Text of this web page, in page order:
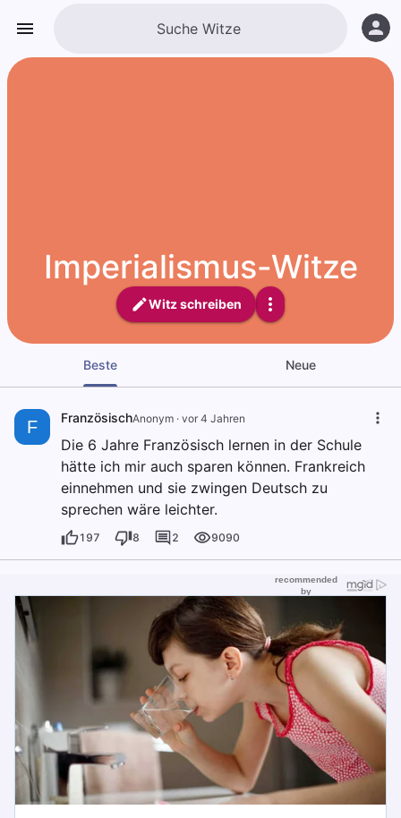
Imperialismus-Witze
Witz schreiben
Beste Neue
F FranzösischAnonym · vor 4 Jahren
Die 6 Jahre Französisch lernen in der Schule
hätte ich mir auch sparen können. Frankreich
einnehmen und sie zwingen Deutsch zu
sprechen wäre leichter.
197 8 2 9090